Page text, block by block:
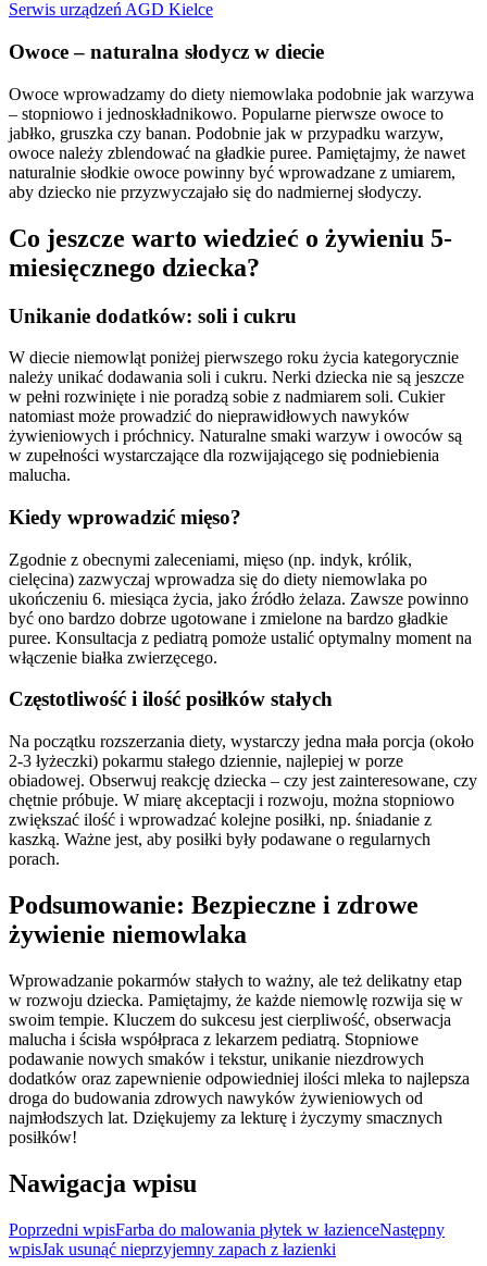
Serwis urządzeń AGD Kielce
Owoce – naturalna słodycz w diecie
Owoce wprowadzamy do diety niemowlaka podobnie jak warzywa
– stopniowo i jednoskładnikowo. Popularne pierwsze owoce to
jabłko, gruszka czy banan. Podobnie jak w przypadku warzyw,
owoce należy zblendować na gładkie puree. Pamiętajmy, że nawet
naturalnie słodkie owoce powinny być wprowadzane z umiarem,
aby dziecko nie przyzwyczajało się do nadmiernej słodyczy.
Co jeszcze warto wiedzieć o żywieniu 5-
miesięcznego dziecka?
Unikanie dodatków: soli i cukru
W diecie niemowląt poniżej pierwszego roku życia kategorycznie
należy unikać dodawania soli i cukru. Nerki dziecka nie są jeszcze
w pełni rozwinięte i nie poradzą sobie z nadmiarem soli. Cukier
natomiast może prowadzić do nieprawidłowych nawyków
żywieniowych i próchnicy. Naturalne smaki warzyw i owoców są
w zupełności wystarczające dla rozwijającego się podniebienia
malucha.
Kiedy wprowadzić mięso?
Zgodnie z obecnymi zaleceniami, mięso (np. indyk, królik,
cielęcina) zazwyczaj wprowadza się do diety niemowlaka po
ukończeniu 6. miesiąca życia, jako źródło żelaza. Zawsze powinno
być ono bardzo dobrze ugotowane i zmielone na bardzo gładkie
puree. Konsultacja z pediatrą pomoże ustalić optymalny moment na
włączenie białka zwierzęcego.
Częstotliwość i ilość posiłków stałych
Na początku rozszerzania diety, wystarczy jedna mała porcja (około
2-3 łyżeczki) pokarmu stałego dziennie, najlepiej w porze
obiadowej. Obserwuj reakcję dziecka – czy jest zainteresowane, czy
chętnie próbuje. W miarę akceptacji i rozwoju, można stopniowo
zwiększać ilość i wprowadzać kolejne posiłki, np. śniadanie z
kaszką. Ważne jest, aby posiłki były podawane o regularnych
porach.
Podsumowanie: Bezpieczne i zdrowe
żywienie niemowlaka
Wprowadzanie pokarmów stałych to ważny, ale też delikatny etap
w rozwoju dziecka. Pamiętajmy, że każde niemowlę rozwija się w
swoim tempie. Kluczem do sukcesu jest cierpliwość, obserwacja
malucha i ścisła współpraca z lekarzem pediatrą. Stopniowe
podawanie nowych smaków i tekstur, unikanie niezdrowych
dodatków oraz zapewnienie odpowiedniej ilości mleka to najlepsza
droga do budowania zdrowych nawyków żywieniowych od
najmłodszych lat. Dziękujemy za lekturę i życzymy smacznych
posiłków!
Nawigacja wpisu
Poprzedni wpisFarba do malowania płytek w łazienceNastępny
wpisJak usunąć nieprzyjemny zapach z łazienki